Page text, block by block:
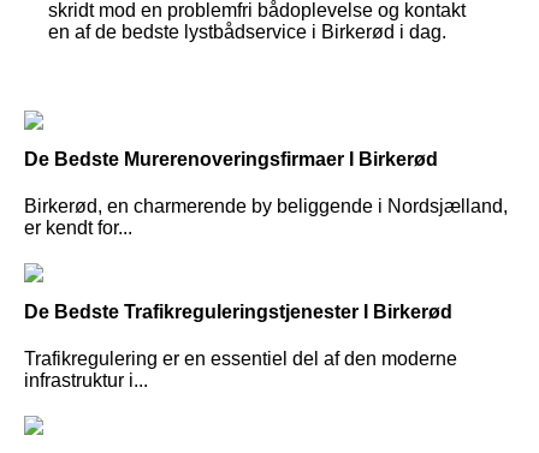
skridt mod en problemfri bådoplevelse og kontakt
en af de bedste lystbådservice i Birkerød i dag.
De Bedste Murerenoveringsfirmaer I Birkerød
Birkerød, en charmerende by beliggende i Nordsjælland,
er kendt for...
De Bedste Trafikreguleringstjenester I Birkerød
Trafikregulering er en essentiel del af den moderne
infrastruktur i...